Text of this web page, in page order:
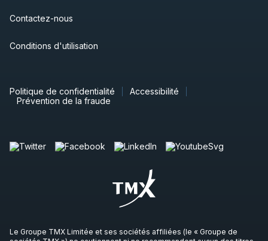
Contactez-nous
Conditions d'utilisation
Politique de confidentialité
Accessibilité
Prévention de la fraude
Le Groupe TMX Limitée et ses sociétés affiliées (le « Groupe de